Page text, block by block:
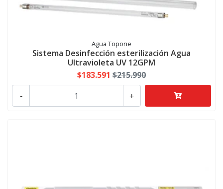
Agua Topone
Sistema Desinfección esterilización Agua
Ultravioleta UV 12GPM
$183.591 $215.990
+
-